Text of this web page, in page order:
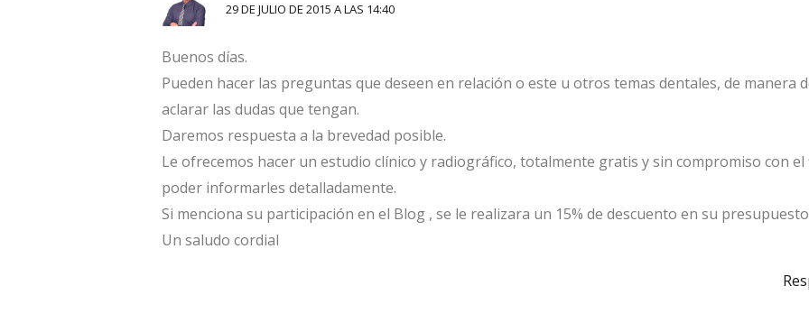
29 DE JULIO DE 2015 A LAS 14:40
Buenos días.
Pueden hacer las preguntas que deseen en relación o este u otros temas dentales, de manera
aclarar las dudas que tengan.
Daremos respuesta a la brevedad posible.
Le ofrecemos hacer un estudio clínico y radiográfico, totalmente gratis y sin compromiso con el
poder informarles detalladamente.
Si menciona su participación en el Blog , se le realizara un 15% de descuento en su
Un saludo cordial